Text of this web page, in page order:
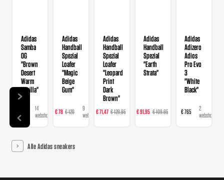
Adidas
Samba
OG
"Brown
Desert
Warm
Vanilla"
14
webshops
Adidas
Handball
Spezial
Loafer
"Magic
Beige
Gum"
€ 78 € 120
9
webshops
Adidas
Handball
Spezial
Loafer
"Leopard
Print
Dark
Brown"
€ 71,47 € 129,95
webshops
Adidas
Handball
Spezial
"Earth
Strata"
€ 91,95 € 109,95
webshops
Adidas
Adizero
Adios
Pro Evo
3
"White
Black"
€ 765
2
webshops
Alle Adidas sneakers